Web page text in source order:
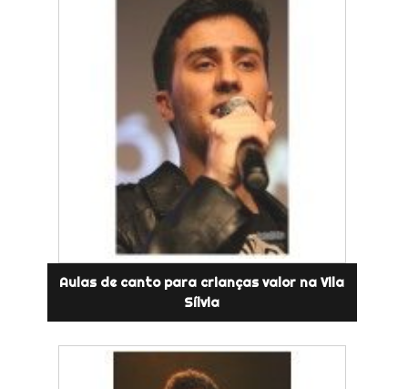
Aulas de canto para crianças valor na Vila
Sílvia